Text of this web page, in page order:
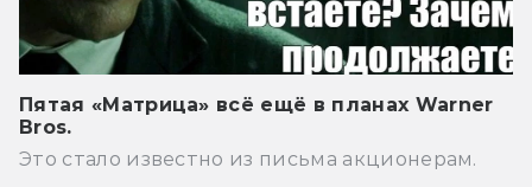
Пятая «Матрица» всё ещё в планах Warner
Bros.
Это стало известно из письма акционерам.